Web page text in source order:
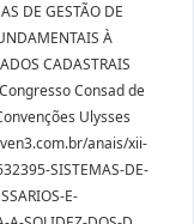
DE GESTÃO DE
À
CADASTRAIS
Consad de
Ulysses
anais/xii-
SISTEMAS-DE-
E-